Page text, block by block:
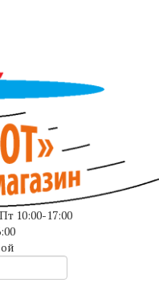
10:00-17:00